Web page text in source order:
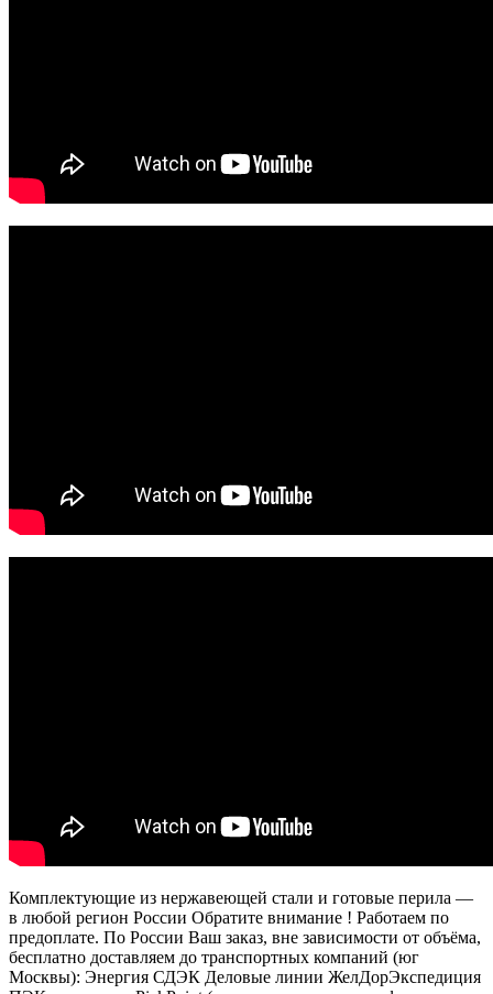
Комплектующие из нержавеющей стали и готовые перила —
в любой регион России Обратите внимание ! Работаем по
предоплате. По России Ваш заказ, вне зависимости от объёма,
бесплатно доставляем до транспортных компаний (юг
Москвы): Энергия СДЭК Деловые линии ЖелДорЭкспедиция